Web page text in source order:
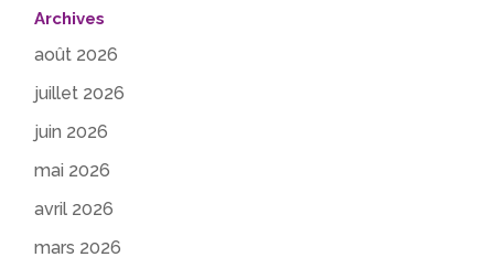
Archives
août 2026
juillet 2026
juin 2026
mai 2026
avril 2026
mars 2026